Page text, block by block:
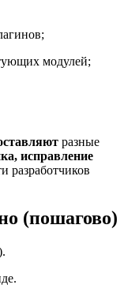
модулей;
разные
исправление
разработчиков
(пошагово)